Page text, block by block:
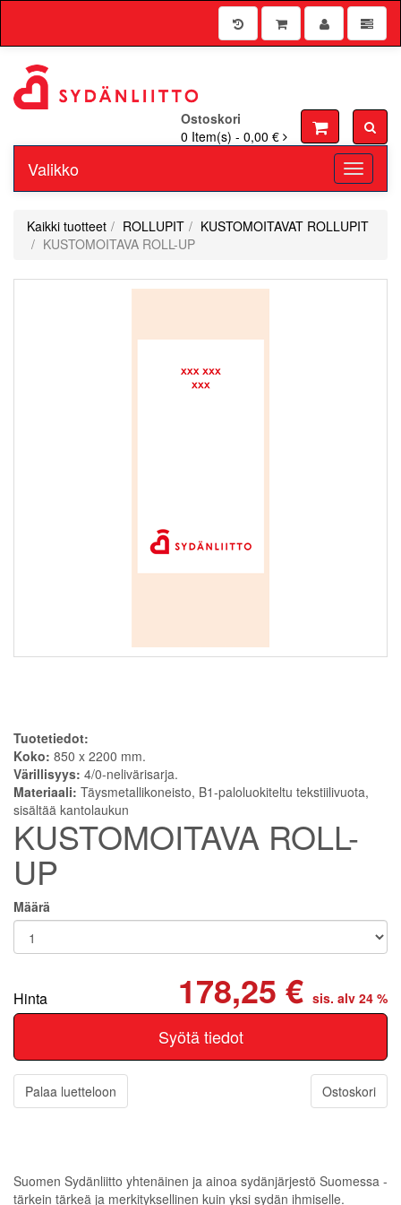
Ostoskori
0 Item(s) - 0,00 €
Toggle
Valikko
Kaikki tuotteet ROLLUPIT
KUSTOMOITAVAT ROLLUPIT
KUSTOMOITAVA ROLL-UP
Tuotetiedot:
Koko: 850 x 2200 mm.
Värillisyys: 4/0-nelivärisarja.
Materiaali: Täysmetallikoneisto, B1-paloluokiteltu tekstiilivuota,
sisältää kantolaukun
KUSTOMOITAVA ROLL-
UP
Määrä
Hinta 178,25 € sis. alv 24 %
Palaa luetteloon Ostoskori
Suomen Sydänliitto yhtenäinen ja ainoa sydänjärjestö Suomessa -
tärkein tärkeä ja merkityksellinen kuin yksi sydän ihmiselle.